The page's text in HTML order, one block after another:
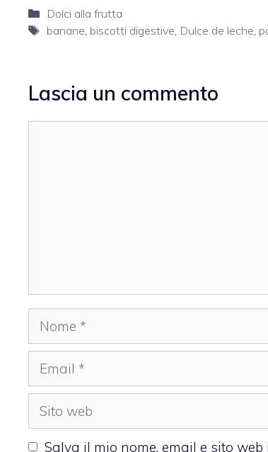
Categorie
Dolci alla frutta
Tag
banane biscotti digestive Dulce de leche
Lascia un commento
Nome
Email
Sito
web
Salva il mio nome, email e sito